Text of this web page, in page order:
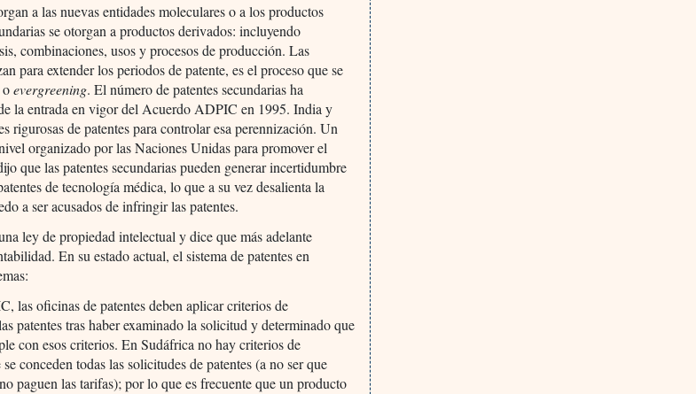
a las nuevas entidades moleculares o a los productos
se otorgan a productos derivados: incluyendo
combinaciones, usos y procesos de producción. Las
para extender los periodos de patente, es el proceso que se
oevergreening. El número de patentes secundarias ha
la entrada en vigor del Acuerdo ADPIC en 1995. India y
rigurosas de patentes para controlar esa perennización. Un
organizado por las Naciones Unidas para promover el
que las patentes secundarias pueden generar incertidumbre
de tecnología médica, lo que a su vez desalienta la
a ser acusados de infringir las patentes.
ley de propiedad intelectual y dice que más adelante
En su estado actual, el sistema de patentes en
las oficinas de patentes deben aplicar criterios de
patentes tras haber examinado la solicitud y determinado que
con esos criterios. En Sudáfrica no hay criterios de
conceden todas las solicitudes de patentes (a no ser que
paguen las tarifas); por lo que es frecuente que un producto